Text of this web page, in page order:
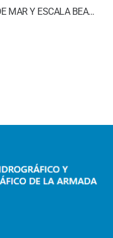
CARTA SHOA N° 0003 – ESTADO DE MAR Y ESCALA BEAUFORT